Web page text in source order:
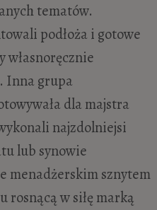
tematów.
podłoża i gotowe
Inna grupa
dla majstra
najzdolniejsi
lub synowie
menadżerskim sznytem
rosnącą w siłę marką